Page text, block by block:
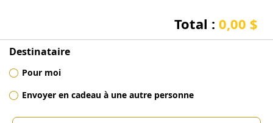
Total : 0,00 $
Destinataire
Pour moi
Envoyer en cadeau à une autre personne